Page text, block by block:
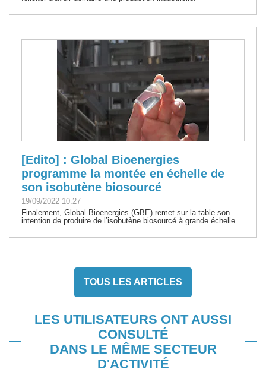
[Edito] : Global Bioenergies
programme la montée en échelle de
son isobutène biosourcé
19/09/2022 10:27
Finalement, Global Bioenergies (GBE) remet sur la table son
intention de produire de l’isobutène biosourcé à grande échelle.
TOUS LES ARTICLES
LES UTILISATEURS ONT AUSSI
CONSULTÉ
DANS LE MÊME SECTEUR
D'ACTIVITÉ